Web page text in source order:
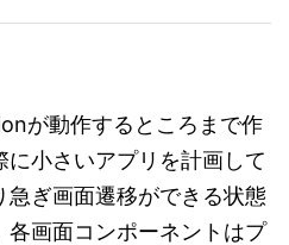
が動作するところまで作
に小さいアプリを計画して
急ぎ画面遷移ができる状態
各画面コンポーネントはプ